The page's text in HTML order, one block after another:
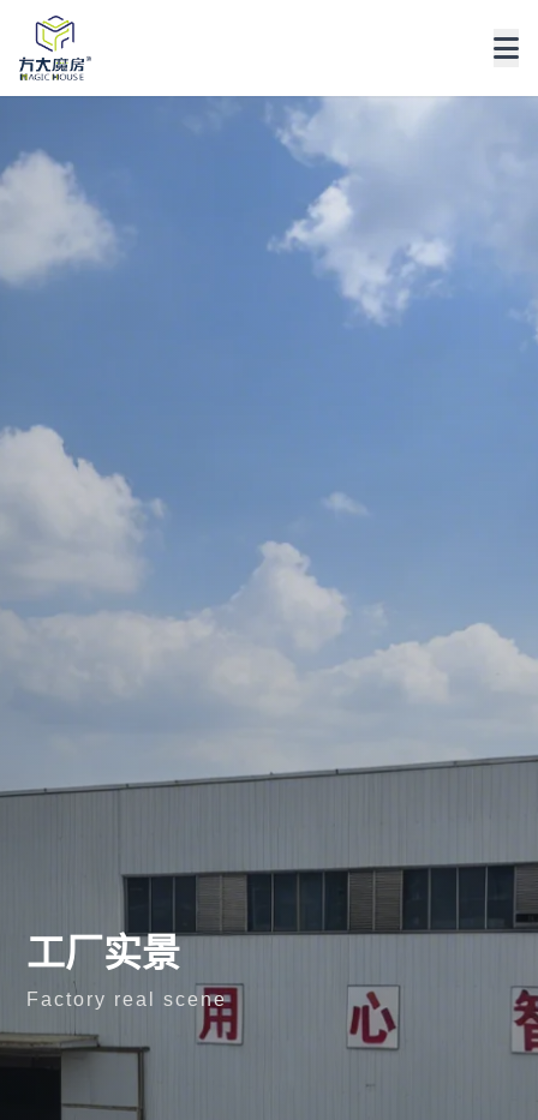
工厂实景
Factory real scene